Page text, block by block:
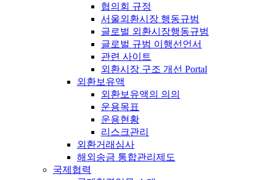
협의회 규정
서울외환시장 행동규범
글로벌 외환시장행동규범
글로벌 규범 이행선언서
관련 사이트
외환시장 구조 개선 Portal
외환보유액
외환보유액의 의의
운용목표
운용현황
리스크관리
외환거래심사
해외송금 통합관리제도
국제협력